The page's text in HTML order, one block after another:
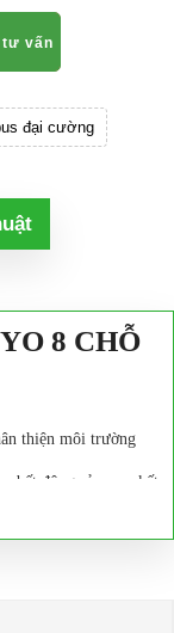
tư vấn
đại cường
8 CHỖ
thiện môi trường
bất động sản cam kết